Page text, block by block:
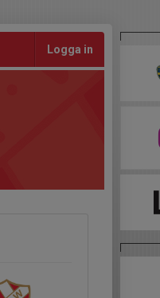
Logga in